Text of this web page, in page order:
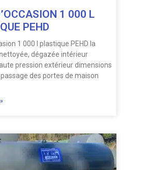
1 000 L
PEHD
1 000 l plastique PEHD la
dégazée intérieur
pression extérieur dimensions
des portes de maison